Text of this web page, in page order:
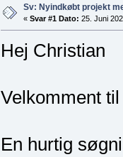
Sv: Nyindkøbt projekt
« Svar #1 Dato: 25. Juni
Hej Christian
Velkomment
En hurtig